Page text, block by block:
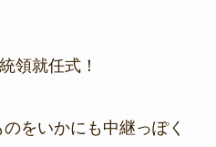
領就任式！
をいかにも中継っぽく